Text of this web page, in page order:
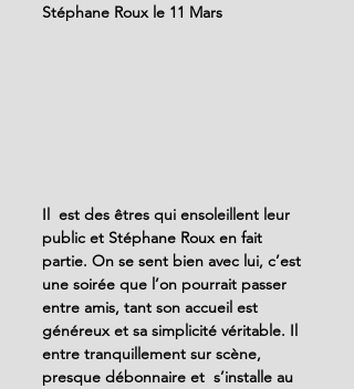
Stéphane Roux le 11 Mars
Il  est des êtres qui ensoleillent leur
public et Stéphane Roux en fait
partie. On se sent bien avec lui, c’est
une soirée que l’on pourrait passer
entre amis, tant son accueil est
généreux et sa simplicité véritable. Il
entre tranquillement sur scène,
presque débonnaire et  s’installe au